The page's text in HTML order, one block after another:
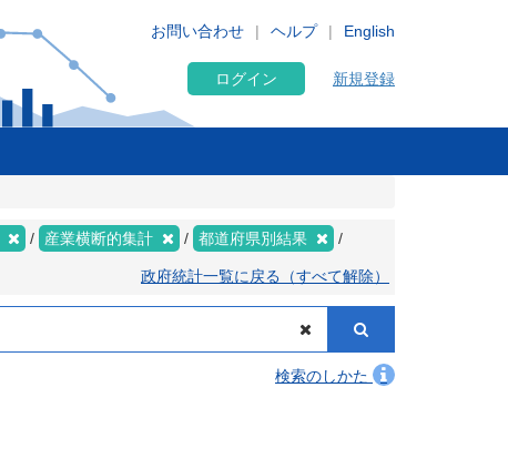
English
お問い合わせ ヘルプ
ログイン 新規登録
産業横断的集計 都道府県別結果
政府統計一覧に戻る（すべて解除）
検索のしかた